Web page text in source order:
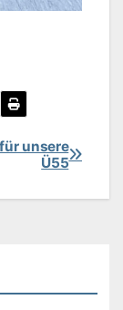
unsere
Ü55